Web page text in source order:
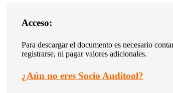
Acceso:
Para descargar el documento es necesario
registrarse, ni pagar valores adicionales.
¿Aún no eres Socio Auditool?